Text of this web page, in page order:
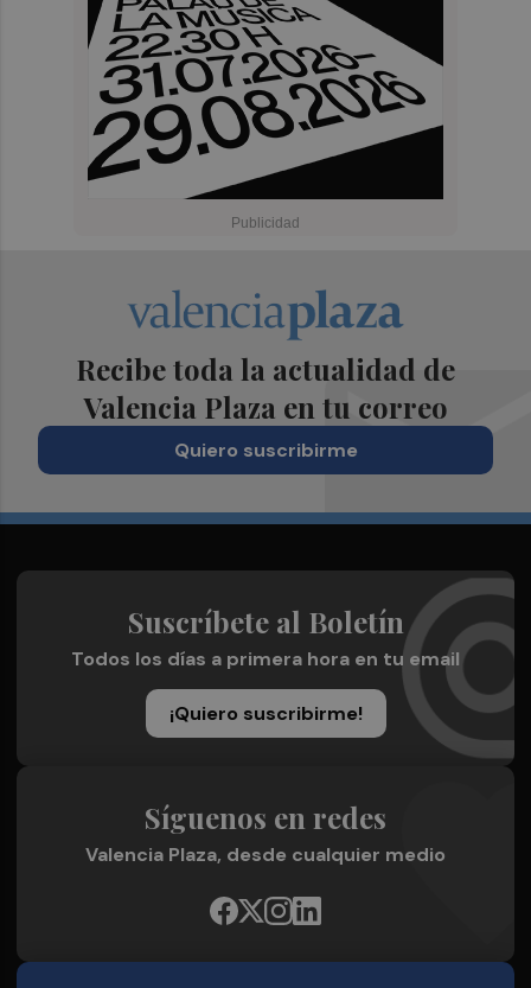
Recibe toda la actualidad de
Valencia Plaza en tu correo
Quiero suscribirme
Suscríbete al Boletín
Todos los días a primera hora en tu email
¡Quiero suscribirme!
Síguenos en redes
Valencia Plaza, desde cualquier medio